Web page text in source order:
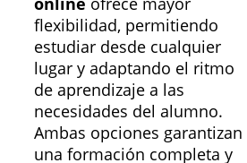
flexibilidad, permitiendo
estudiar desde cualquier
lugar y adaptando el ritmo
de aprendizaje a las
necesidades del alumno.
Ambas opciones garantizan
una formación completa y